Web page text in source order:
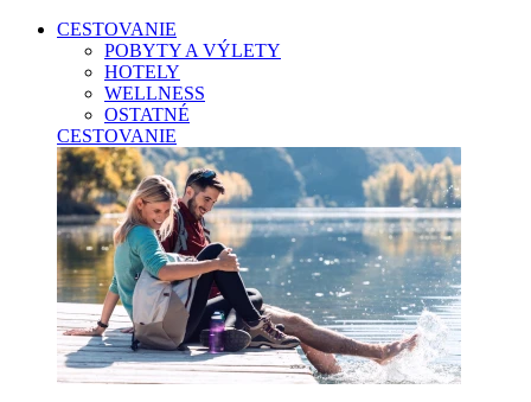
CESTOVANIE
POBYTY A VÝLETY
HOTELY
WELLNESS
OSTATNÉ
CESTOVANIE